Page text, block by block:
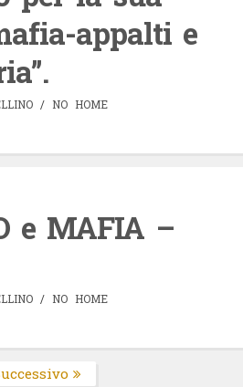
appalti e
/ NO HOME
e MAFIA –
/ NO HOME